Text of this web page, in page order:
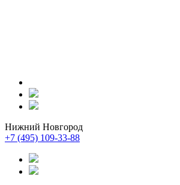
Нижний Новгород
+7 (495) 109-33-88